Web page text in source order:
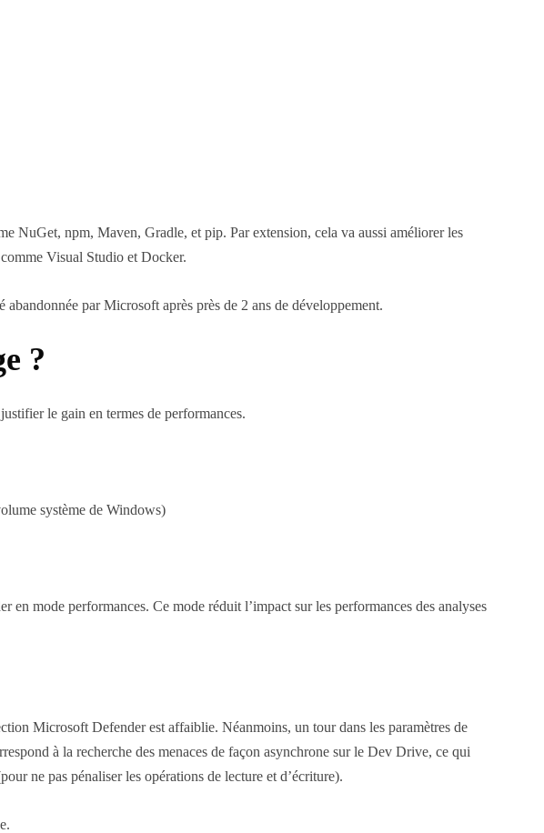
NuGet, npm, Maven, Gradle, et pip. Par extension, cela va aussi améliorer les
Visual Studio et Docker.
par Microsoft après près de 2 ans de développement.
?
le gain en termes de performances.
système de Windows)
mode performances. Ce mode réduit l’impact sur les performances des analyses
Microsoft Defender est affaiblie. Néanmoins, un tour dans les paramètres de
à la recherche des menaces de façon asynchrone sur le Dev Drive, ce qui
ne pas pénaliser les opérations de lecture et d’écriture).